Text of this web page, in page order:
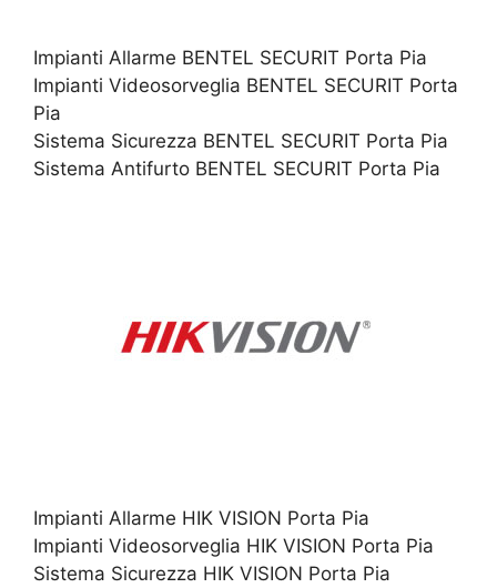
Impianti Allarme BENTEL SECURIT Porta Pia
Impianti Videosorveglia BENTEL SECURIT Porta
Pia
Sistema Sicurezza BENTEL SECURIT Porta Pia
Sistema Antifurto BENTEL SECURIT Porta Pia
Impianti Allarme HIK VISION Porta Pia
Impianti Videosorveglia HIK VISION Porta Pia
Sistema Sicurezza HIK VISION Porta Pia